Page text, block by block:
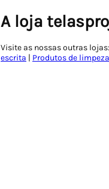
A loja
Visite as nossas outras lojas:
escrita | Produtos de limpeza